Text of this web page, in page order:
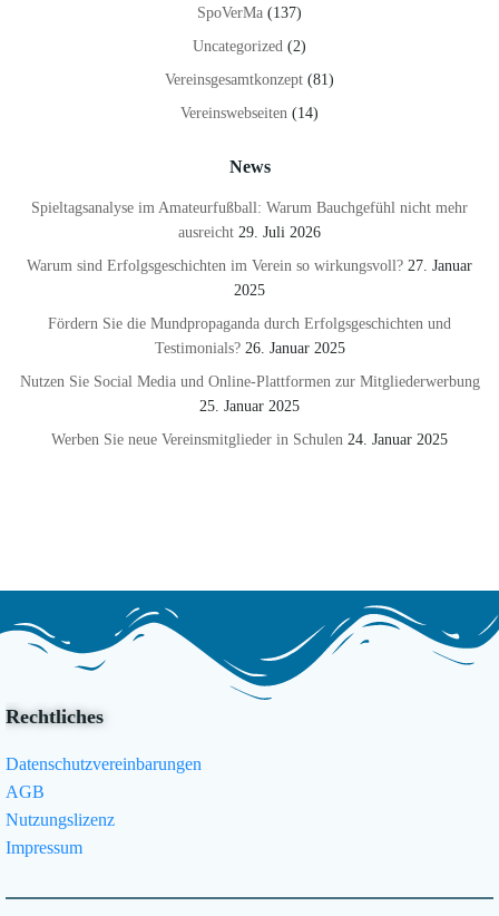
SpoVerMa (137)
Uncategorized (2)
Vereinsgesamtkonzept (81)
Vereinswebseiten (14)
News
Spieltagsanalyse im Amateurfußball: Warum Bauchgefühl nicht mehr
ausreicht 29. Juli 2026
Warum sind Erfolgsgeschichten im Verein so wirkungsvoll? 27. Januar
2025
Fördern Sie die Mundpropaganda durch Erfolgsgeschichten und
Testimonials? 26. Januar 2025
Nutzen Sie Social Media und Online-Plattformen zur Mitgliederwerbung
25. Januar 2025
Werben Sie neue Vereinsmitglieder in Schulen 24. Januar 2025
Rechtliches
Datenschutzvereinbarungen
AGB
Nutzungslizenz
Impressum